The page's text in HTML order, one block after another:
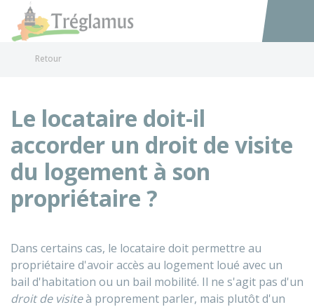
Accéder
Retour
Le locataire doit-il
accorder un droit de visite
du logement à son
propriétaire ?
Dans certains cas, le locataire doit permettre au
propriétaire d'avoir accès au logement loué avec un
bail d'habitation ou un bail mobilité. Il ne s'agit pas d'un
droit de visiteà proprement parler, mais plutôt d'un